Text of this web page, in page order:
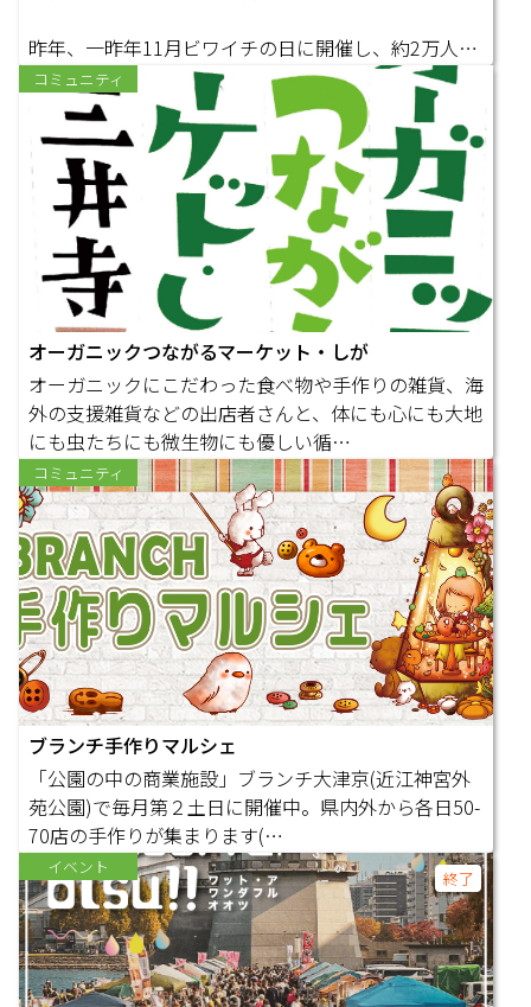
昨年、一昨年11月ビワイチの日に開催し、約2万人に
来場いただきました「Wh…
コミュニティ
オーガニックつながるマーケット・しが
オーガニックにこだわった食べ物や手作りの雑貨、海
外の支援雑貨などの出店者さんと、体にも心にも大地
にも虫たちにも微生物にも優しい循…
コミュニティ
ブランチ手作りマルシェ
「公園の中の商業施設」ブランチ大津京(近江神宮外
苑公園)で毎月第２土日に開催中。県内外から各日50-
70店の手作りが集まります(…
イベント
終了